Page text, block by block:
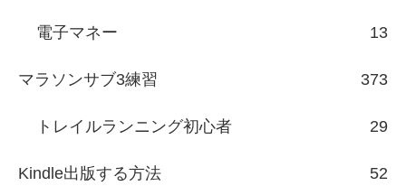
電子マネー 13
マラソンサブ3練習 373
トレイルランニング初心者 29
Kindle出版する方法 52